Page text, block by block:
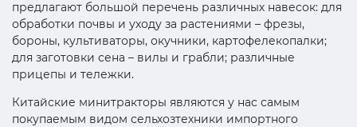
предлагают большой перечень различных навесок: для
обработки почвы и уходу за растениями – фрезы,
бороны, культиваторы, окучники, картофелекопалки;
для заготовки сена – вилы и грабли; различные
прицепы и тележки.
Китайские минитракторы являются у нас самым
покупаемым видом сельхозтехники импортного